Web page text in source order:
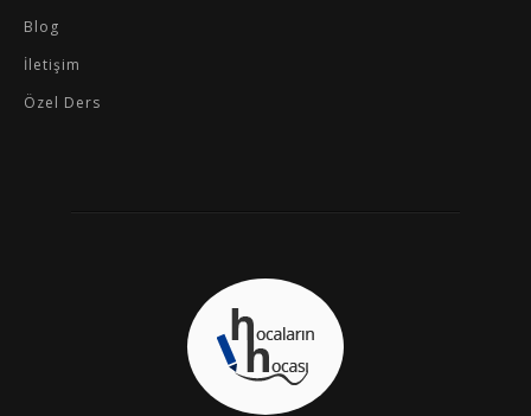
Blog
İletişim
Özel Ders